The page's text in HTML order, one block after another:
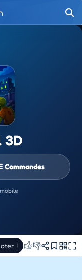
3D
Commandes
! 👍👎